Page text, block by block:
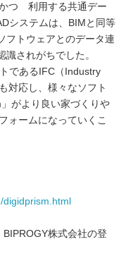
つ 利用する共通デー
システムは、BIMと同等
フトウェアとのデータ連
されがちでした。
であるIFC（Industry
対応し、様々なソフト
がより良い家づくりや
ォームになっていくこ
株式会社の登